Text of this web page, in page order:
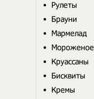
Рулеты
Брауни
Мармелад
Мороженое
Круассаны
Бисквиты
Кремы